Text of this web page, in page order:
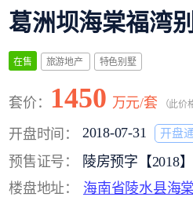
葛洲坝海棠福湾
在售 旅游地产 特色别墅
套价： 1450 万元/套 （此价
开盘时间： 2018-07-31 开盘
预售证号：
陵房预字【2018
楼盘地址：